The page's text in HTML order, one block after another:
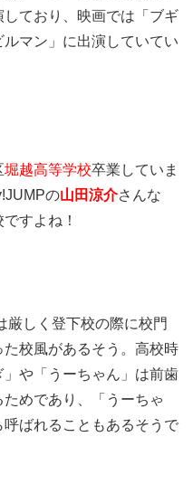
ており、映画では「ブギ
マン」に出演していてい
堀越高等学校卒業していま
の山田涼介さんな
すよね！
厳しく登下校の際に校門
校風があるそう。高校時
や「うーちゃん」は前歯
めであり、「うーちゃ
ばれることもあるそうで